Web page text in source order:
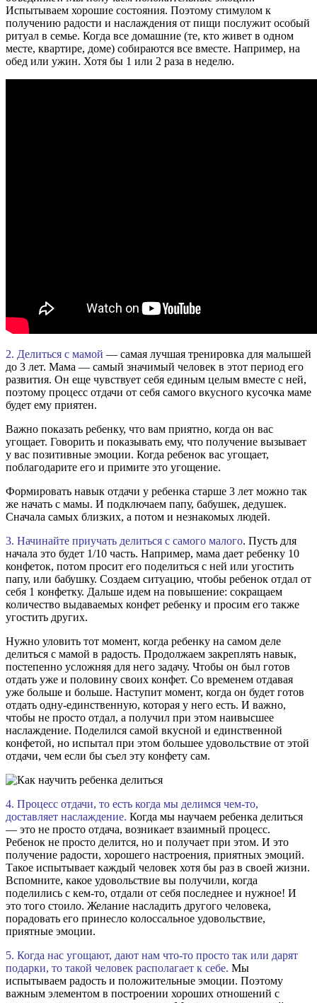
Испытываем хорошие состояния. Поэтому стимулом к
получению радости и наслаждения от пищи послужит особый
ритуал в семье. Когда все домашние (те, кто живет в одном
месте, квартире, доме) собираются все вместе. Например, на
обед или ужин. Хотя бы 1 или 2 раза в неделю.
2. Делиться с мамой — самая лучшая тренировка для малышей
до 3 лет. Мама — самый значимый человек в этот период его
развития. Он еще чувствует себя единым целым вместе с ней,
поэтому процесс отдачи от себя самого вкусного кусочка маме
будет ему приятен.
Важно показать ребенку, что вам приятно, когда он вас
угощает. Говорить и показывать ему, что получение вызывает
у вас позитивные эмоции. Когда ребенок вас угощает,
поблагодарите его и примите это угощение.
Формировать навык отдачи у ребенка старше 3 лет можно так
же начать с мамы. И подключаем папу, бабушек, дедушек.
Сначала самых близких, а потом и незнакомых людей.
3. Начинайте приучать делиться с самого малого. Пусть для
начала это будет 1/10 часть. Например, мама дает ребенку 10
конфеток, потом просит его поделиться с ней или угостить
папу, или бабушку. Создаем ситуацию, чтобы ребенок отдал от
себя 1 конфетку. Дальше идем на повышение: сокращаем
количество выдаваемых конфет ребенку и просим его также
угостить других.
Нужно уловить тот момент, когда ребенку на самом деле
делиться с мамой в радость. Продолжаем закреплять навык,
постепенно усложняя для него задачу. Чтобы он был готов
отдать уже и половину своих конфет. Со временем отдавая
уже больше и больше. Наступит момент, когда он будет готов
отдать одну-единственную, которая у него есть. И важно,
чтобы не просто отдал, а получил при этом наивысшее
наслаждение. Поделился самой вкусной и единственной
конфетой, но испытал при этом большее удовольствие от этой
отдачи, чем если бы съел эту конфету сам.
4. Процесс отдачи, то есть когда мы делимся чем-то,
доставляет наслаждение. Когда мы научаем ребенка делиться
— это не просто отдача, возникает взаимный процесс.
Ребенок не просто делится, но и получает при этом. И это
получение радости, хорошего настроения, приятных эмоций.
Такое испытывает каждый человек хотя бы раз в своей жизни.
Вспомните, какое удовольствие вы получили, когда
поделились с кем-то, отдали от себя последнее и нужное! И
это того стоило. Желание насладить другого человека,
порадовать его принесло колоссальное удовольствие,
приятные эмоции.
5. Когда нас угощают, дают нам что-то просто так или дарят
подарки, то такой человек располагает к себе. Мы
испытываем радость и положительные эмоции. Поэтому
важным элементом в построении хороших отношений с